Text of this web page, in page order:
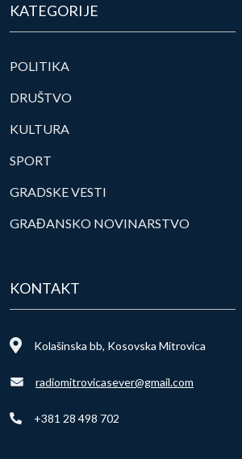
KATEGORIJE
POLITIKA
DRUŠTVO
KULTURA
SPORT
GRADSKE VESTI
GRAĐANSKO NOVINARSTVO
KONTAKT
Kolašinska bb, Kosovska Mitrovica
radiomitrovicasever@gmail.com
+381 28 498 702